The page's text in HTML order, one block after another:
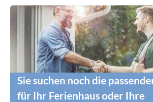
Sie suchen noch die
für Ihr Ferienhaus oder Ihre